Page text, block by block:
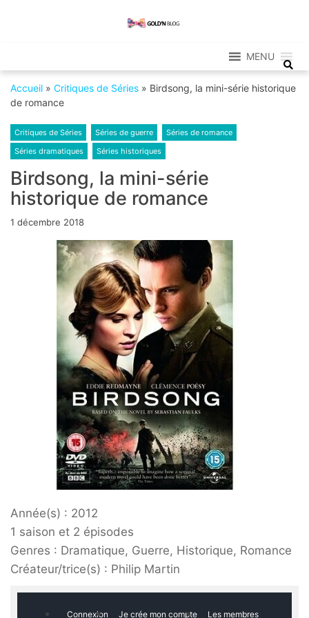
Gold'n Blog
cuisine
MENU
Accueil » Critiques de Séries » Birdsong, la mini-série historique
de romance
Critiques de Séries Séries de guerre
Séries de romance
Séries dramatiques
Séries historiques
Birdsong, la mini-série
historique de romance
1 décembre 2018
Année(s) : 2012
1 saison et 2 épisodes
Genres : Dramatique, Guerre, Historique, Romance
Créateur/trice(s) : Philip Martin
Skip to navigation
Skip to content
Connexion Je crée mon compte Les membres